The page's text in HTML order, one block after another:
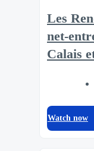
Les
net-
Calais
Watch now